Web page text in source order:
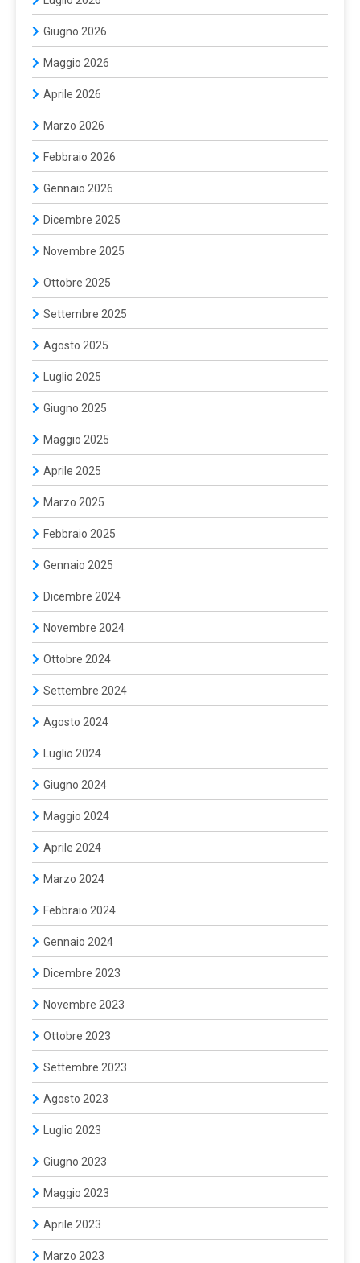
Giugno 2026
Maggio 2026
Aprile 2026
Marzo 2026
Febbraio 2026
Gennaio 2026
Dicembre 2025
Novembre 2025
Ottobre 2025
Settembre 2025
Agosto 2025
Luglio 2025
Giugno 2025
Maggio 2025
Aprile 2025
Marzo 2025
Febbraio 2025
Gennaio 2025
Dicembre 2024
Novembre 2024
Ottobre 2024
Settembre 2024
Agosto 2024
Luglio 2024
Giugno 2024
Maggio 2024
Aprile 2024
Marzo 2024
Febbraio 2024
Gennaio 2024
Dicembre 2023
Novembre 2023
Ottobre 2023
Settembre 2023
Agosto 2023
Luglio 2023
Giugno 2023
Maggio 2023
Aprile 2023
Marzo 2023